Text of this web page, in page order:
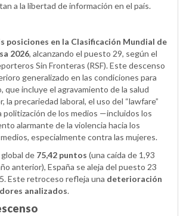
a la libertad de información en el país.
posiciones en la Clasificación Mundial de
2026, alcanzando el puesto 29, según el
Sin Fronteras (RSF). Este descenso
generalizado en las condiciones para
que incluye el agravamiento de la salud
la precariedad laboral, el uso del “lawfare”
politización de los medios —incluidos los
alarmante de la violencia hacia los
especialmente contra las mujeres.
de 75,42 puntos (una caída de 1,93
anterior), España se aleja del puesto 23
Este retroceso refleja una deterioración
analizados.